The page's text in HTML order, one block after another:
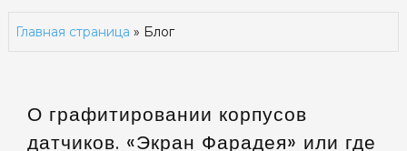
Главная страница » Блог
Блог
О графитировании корпусов
датчиков. «Экран Фарадея» или где